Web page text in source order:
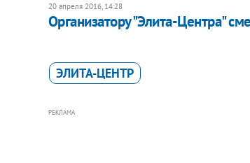
20 апреля 2016, 14:28
Организатору "Элита-Центра"
ЭЛИТА-ЦЕНТР
РЕКЛАМА